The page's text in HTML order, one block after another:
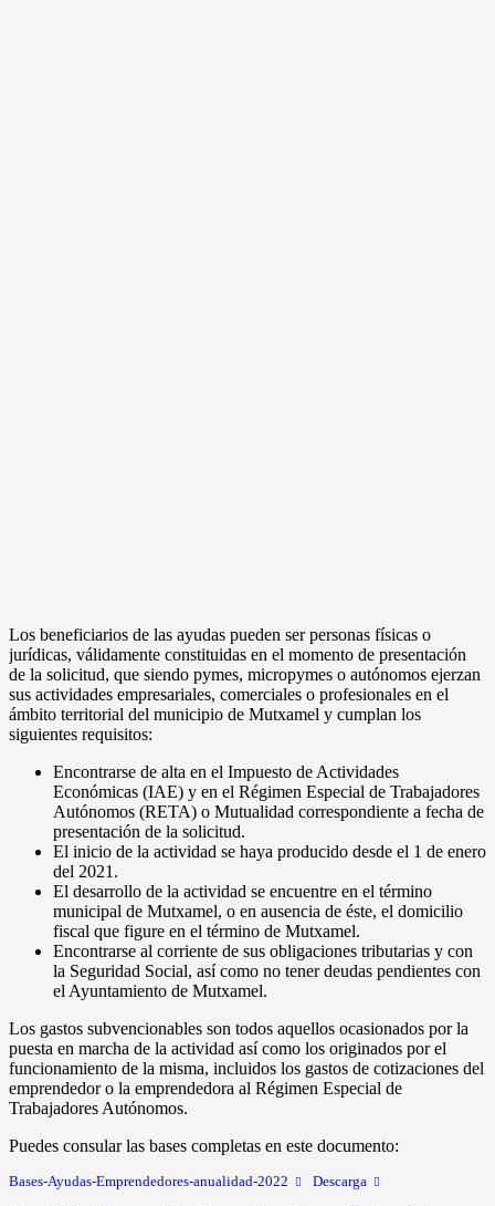
Los beneficiarios de las ayudas pueden ser personas físicas o
jurídicas, válidamente constituidas en el momento de presentación
de la solicitud, que siendo pymes, micropymes o autónomos ejerzan
sus actividades empresariales, comerciales o profesionales en el
ámbito territorial del municipio de Mutxamel y cumplan los
siguientes requisitos:
Encontrarse de alta en el Impuesto de Actividades
Económicas (IAE) y en el Régimen Especial de Trabajadores
Autónomos (RETA) o Mutualidad correspondiente a fecha de
presentación de la solicitud.
El inicio de la actividad se haya producido desde el 1 de enero
del 2021.
El desarrollo de la actividad se encuentre en el término
municipal de Mutxamel, o en ausencia de éste, el domicilio
fiscal que figure en el término de Mutxamel.
Encontrarse al corriente de sus obligaciones tributarias y con
la Seguridad Social, así como no tener deudas pendientes con
el Ayuntamiento de Mutxamel.
Los gastos subvencionables son todos aquellos ocasionados por la
puesta en marcha de la actividad así como los originados por el
funcionamiento de la misma, incluidos los gastos de cotizaciones del
emprendedor o la emprendedora al Régimen Especial de
Trabajadores Autónomos.
Puedes consular las bases completas en este documento:
Bases-Ayudas-Emprendedores-anualidad-2022 Descarga